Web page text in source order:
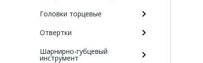
Головки торцевые
Отвертки
Шарнирно-губцевый
инструмент